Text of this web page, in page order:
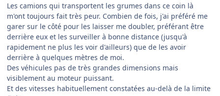
Les camions qui transportent les grumes dans ce coin là
m'ont toujours fait très peur. Combien de fois, j'ai préféré me
garer sur le côté pour les laisser me doubler, préférant être
derrière eux et les surveiller à bonne distance (jusqu'à
rapidement ne plus les voir d'ailleurs) que de les avoir
derrière à quelques mètres de moi.
Des véhicules pas de très grandes dimensions mais
visiblement au moteur puissant.
Et des vitesses habituellement constatées au-delà de la limite